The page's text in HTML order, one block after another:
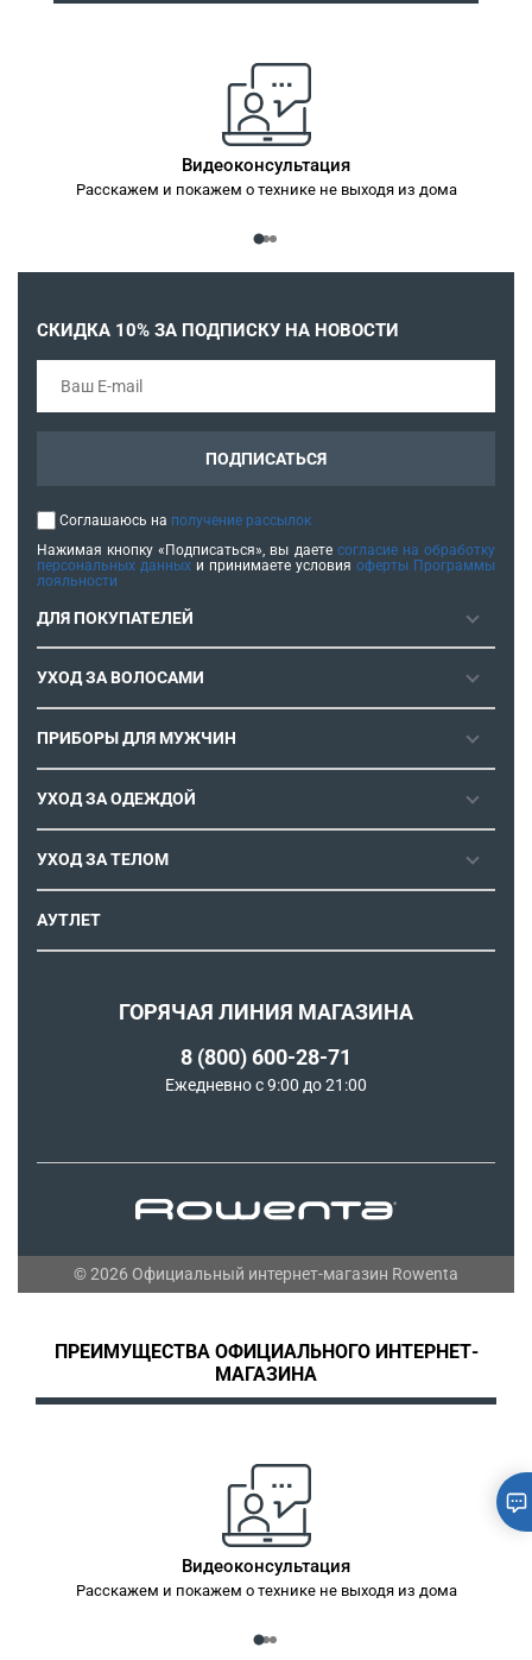
Видеоконсультация
Расскажем и покажем о технике не выходя из дома
ДЛЯ ПОКУПАТЕЛЕЙ
ГАРАНТИЯ
РЕМОНТОПРИГОДНОСТЬ
ИНСТРУКЦИИ И FAQ
КОНТАКТЫ И РЕКВИЗИТЫ
СПОСОБЫ ОПЛАТЫ
УСЛОВИЯ ДОСТАВКИ
ОБМЕН И ВОЗВРАТ
РЕКОМЕНДАТЕЛЬНЫЕ ТЕХНОЛОГИИ
УХОД ЗА ВОЛОСАМИ
ФЕНЫ
ФЕН-ЩЕТКИ
СТАЙЛЕРЫ
ВОССТАНОВЛЕНИЕ ВОЛОС
ULTIMATE EXPERIENCE
ROWENTA X KARL LAGERFELD
ПРИБОРЫ ДЛЯ МУЖЧИН
МАШИНКИ ДЛЯ СТРИЖКИ
ТРИММЕРЫ
УХОД ЗА ОДЕЖДОЙ
ПАРОГЕНЕРАТОРЫ
УТЮГИ
УХОД ЗА ТЕЛОМ
ЭПИЛЯТОРЫ
АУТЛЕТ
СКИДКА 10% ЗА ПОДПИСКУ НА НОВОСТИ
ПОДПИСАТЬСЯ
Соглашаюсь на получение рассылок
Нажимая кнопку «Подписаться», вы даете согласие на обработку
персональных данных и принимаете условия оферты Программы
лояльности
ГОРЯЧАЯ ЛИНИЯ МАГАЗИНА
8 (800) 600-28-71
Ежедневно с 9:00 до 21:00
© 2026 Официальный интернет-магазин Rowenta
ПРЕИМУЩЕСТВА ОФИЦИАЛЬНОГО ИНТЕРНЕТ-
МАГАЗИНА
Видеоконсультация
Расскажем и покажем о технике не выходя из дома